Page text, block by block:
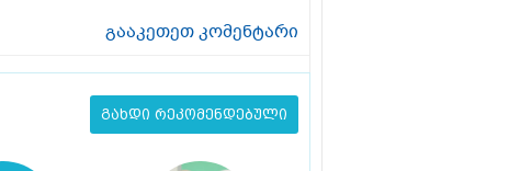
გააკეთეთ კომენტარი
გახდი რეკომენდებული